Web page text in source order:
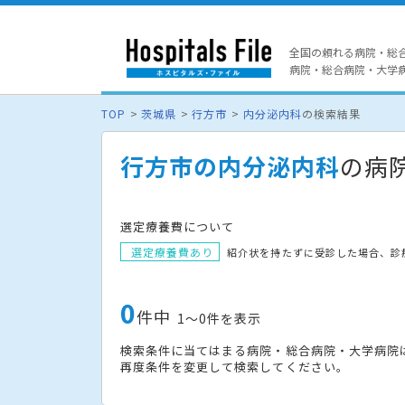
全国の頼れる病院・総
病院・総合病院・大学
TOP 茨城県 行方市 内分泌内科の検索結果
行方市の内分泌内科の病
選定療養費について
選定療養費あり 紹介状を持たずに受診した場合、
0件中 1〜0件を表示
検索条件に当てはまる病院・総合病院・大学病
再度条件を変更して検索してください。